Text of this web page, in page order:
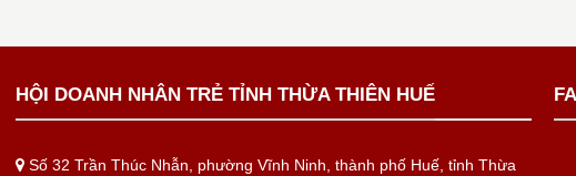
HỘI DOANH NHÂN TRẺ TỈNH THỪA THIÊN HUẾ
Số 32 Trần Thúc Nhẫn, phường Vĩnh Ninh, thành phố Huế, tỉnh Thừa